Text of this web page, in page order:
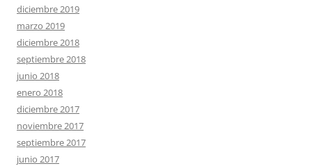
diciembre 2019
marzo 2019
diciembre 2018
septiembre 2018
junio 2018
enero 2018
diciembre 2017
noviembre 2017
septiembre 2017
junio 2017